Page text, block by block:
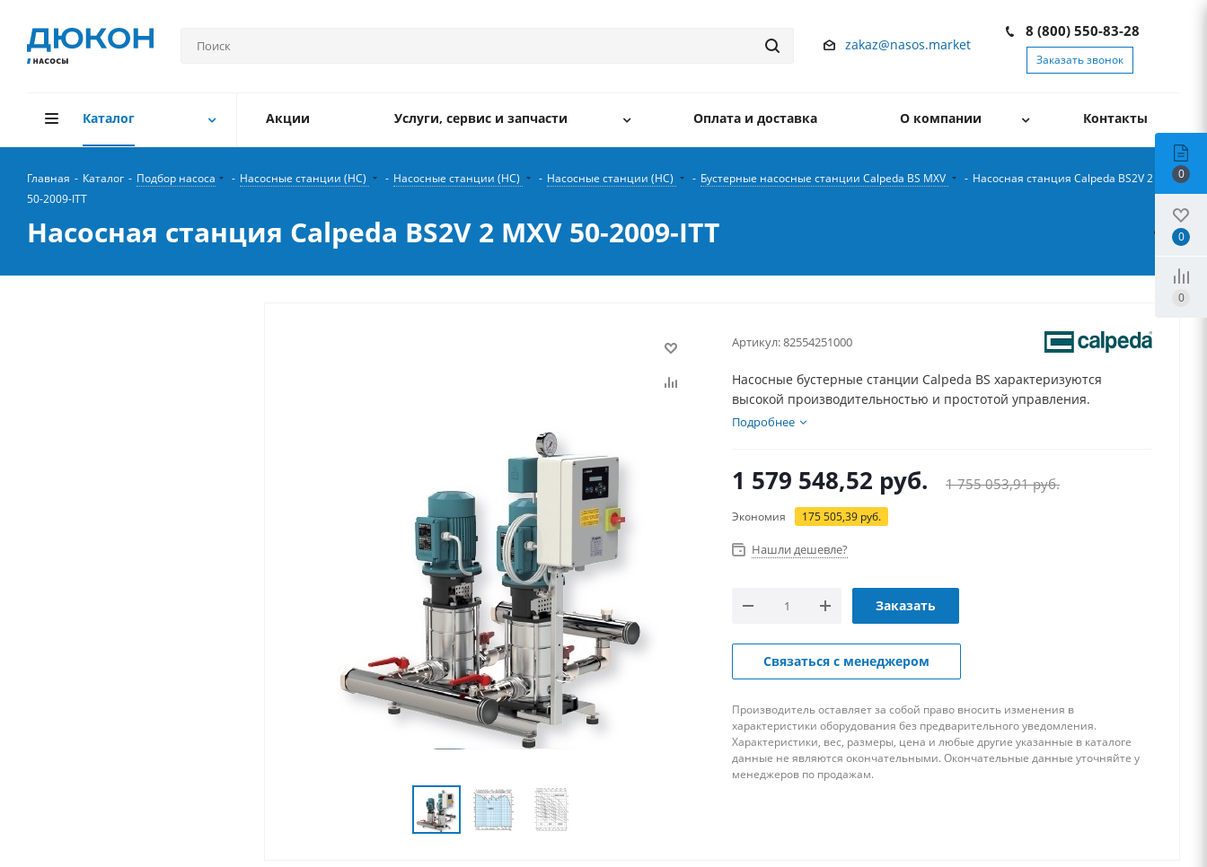
zakaz@nasos.market
8 (800) 550-83-28
Заказать звонок
Каталог Акции Услуги, сервис и запчасти Оплата и доставка О компании Контакты
Главная - Каталог - Подбор насоса - Насосные станции (НС) - Насосные станции (НС) - Насосные станции (НС) - Бустерные насосные станции Calpeda BS MXV - Насосная станция Calpeda BS2V 2 MXV
50-2009-ITT
Насосная станция Calpeda BS2V 2 MXV 50-2009-ITT
Артикул:82554251000
Насосные бустерные станции Calpeda BS характеризуются
высокой производительностью и простотой управления.
Подробнее
1 579 548,52 руб. 1 755 053,91руб.
Экономия 175 505,39 руб.
Нашли дешевле?
Заказать
Связаться с менеджером
Производитель оставляет за собой право вносить изменения в
характеристики оборудования без предварительного уведомления.
Характеристики, вес, размеры, цена и любые другие указанные в каталоге
данные не являются окончательными. Окончательные данные уточняйте у
менеджеров по продажам.
0
0
0